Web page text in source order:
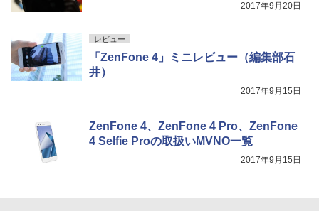
2017年9月20日
レビュー
「ZenFone 4」ミニレビュー（編集部石
井）
2017年9月15日
ZenFone 4、ZenFone 4 Pro、ZenFone
4 Selfie Proの取扱いMVNO一覧
2017年9月15日